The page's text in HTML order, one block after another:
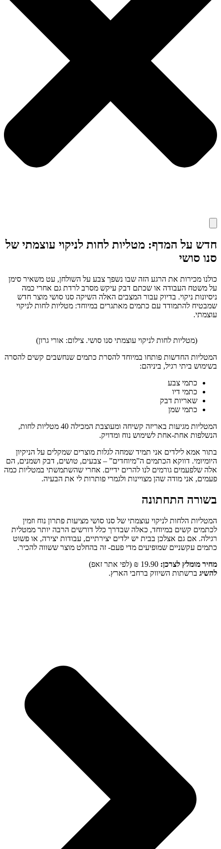
חדש על המדף: מטליות לחות לניקוי עוצמתי של
סנו סושי
כולנו מכירות את הרגע הזה שבו נשפך צבע על השולחן, עט משאיר סימן
על משטח העבודה או שכתם דבק עיקש מסרב לרדת גם אחרי כמה
ניסיונות ניקוי. בדיוק עבור המצבים האלה השיקה סנו סושי מוצר חדש
שמבטיח להתמודד עם כתמים מאתגרים במיוחד: מטליות לחות לניקוי
עוצמתי.
(מטליות לחות לניקוי עוצמתי סנו סושי. צילום: אורי גרון)
המטליות החדשות פותחו במיוחד להסרת כתמים שנחשבים קשים להסרה
בשימוש ביתי רגיל, ביניהם:
כתמי צבע
כתמי דיו
שאריות דבק
כתמי שמן
המטליות מגיעות באריזה קשיחה ומעוצבת המכילה 40 מטליות לחות,
הנשלפות אחת-אחת לשימוש נוח ומדויק.
בתור אמא לילדים אני תמיד שמחה לגלות מוצרים שמקלים על הניקיון
היומיומי. דווקא הכתמים ה”מיוחדים” – צבעים, טושים, דבק ושמנים, הם
אלה שלפעמים גורמים לנו להרים ידיים. אחרי שהשתמשתי במטליות כמה
פעמים, אני מודה שהן מצויינות ולגמרי פותרות לי את הבעיה.
בשורה התחתונה
המטליות הלחות לניקוי עוצמתי של סנו סושי מציעות פתרון נוח וזמין
לכתמים קשים במיוחד, כאלה שבדרך כלל דורשים הרבה יותר ממטלית
רגילה. אם גם אצלכן בבית יש ילדים יצירתיים, עבודות יצירה, או פשוט
כתמים עקשניים שמופיעים מדי פעם- זה בהחלט מוצר ששווה להכיר.
מחיר מומלץ לצרכן:
להשיג ברשתות השיווק ברחבי הארץ.